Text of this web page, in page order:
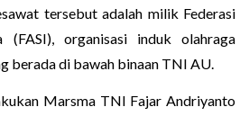
tersebut adalah milik Federasi
(FASI), organisasi induk olahraga
berada di bawah binaan TNI AU.
Marsma TNI Fajar Andriyanto